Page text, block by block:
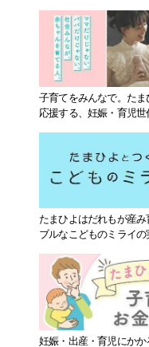
子育てをみんなで。た
応援する、妊娠・育児
たまひよはだれもが産
ブルなこどものミライ
妊娠・出産・育児にか